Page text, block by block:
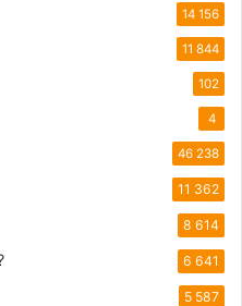
14 156
11 844
102
4
46 238
11 362
8 614
6 641
5 587